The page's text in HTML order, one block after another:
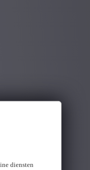
diensten